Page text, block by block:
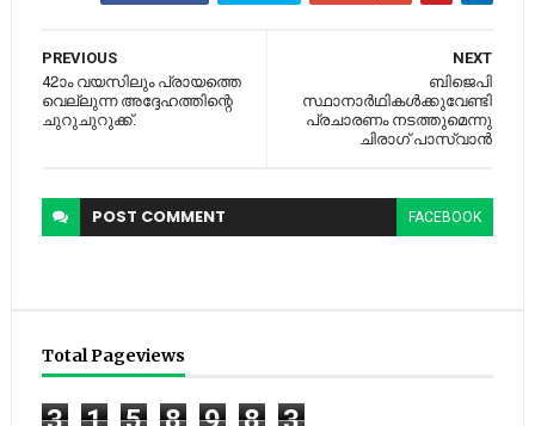
NEXT
ബിജെപി
സ്ഥാനാര്‍ഥികള്‍ക്കുവേണ്ടി
പ്രചാരണം നടത്തുമെന്നു
ചിരാഗ് പാസ്വാന്‍
PREVIOUS
42ാം വയസിലും പ്രായത്തെ
വെല്ലുന്ന അദ്ദേഹത്തിന്റെ
ചുറുചുറുക്ക്.
POST COMMENT FACEBOOK
Total Pageviews